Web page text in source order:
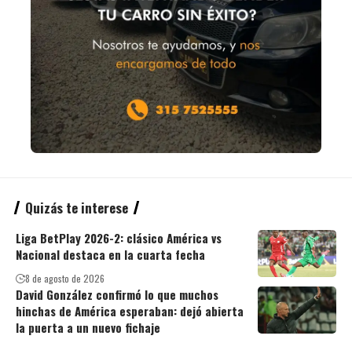
Quizás te interese
Liga BetPlay 2026-2: clásico América vs
Nacional destaca en la cuarta fecha
8 de agosto de 2026
David González confirmó lo que muchos
hinchas de América esperaban: dejó abierta
la puerta a un nuevo fichaje